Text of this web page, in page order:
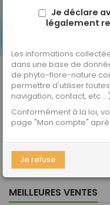
Je déclare
légalement
Les informations
dans une base de
de phyto-flore-
permettre d'utiliser
navigation, contact, etc
Conformément à la loi,
page "Mon compte"
Je refuse
Contact
DERNIERS ARTICLES
CATÉGORIES
INFORMATIONS
MEILLEURES VENTES